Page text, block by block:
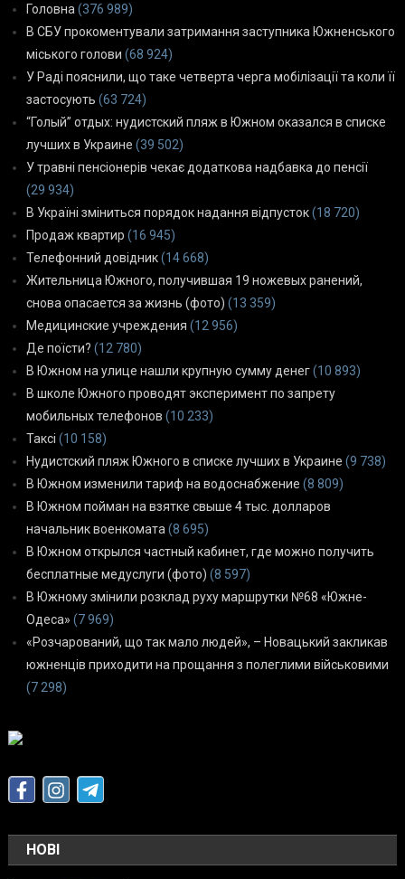
Головна (376 989)
В СБУ прокоментували затримання заступника Южненського
міського голови (68 924)
У Раді пояснили, що таке четверта черга мобілізації та коли її
застосують (63 724)
“Голый” отдых: нудистский пляж в Южном оказался в списке
лучших в Украине (39 502)
У травні пенсіонерів чекає додаткова надбавка до пенсії
(29 934)
В Україні зміниться порядок надання відпусток(18 720)
Продаж квартир (16 945)
Телефонний довідник(14 668)
Жительница Южного, получившая 19 ножевых ранений,
снова опасается за жизнь (фото) (13 359)
Медицинские учреждения (12 956)
Де поїсти? (12 780)
В Южном на улице нашли крупную сумму денег(10 893)
В школе Южного проводят эксперимент по запрету
мобильных телефонов (10 233)
Таксі (10 158)
Нудистский пляж Южного в списке лучших в Украине (9 738)
В Южном изменили тариф на водоснабжение (8 809)
В Южном пойман на взятке свыше 4 тыс. долларов
начальник военкомата (8 695)
В Южном открылся частный кабинет, где можно получить
бесплатные медуслуги (фото) (8 597)
В Южному змінили розклад руху маршрутки №68 «Южне-
Одеса» (7 969)
«Розчарований, що так мало людей», – Новацький закликав
южненців приходити на прощання з полеглими військовими
(7 298)
НОВІ